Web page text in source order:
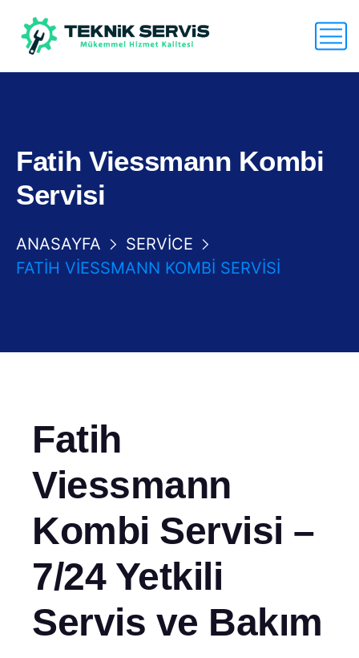
Fatih Viessmann Kombi
Servisi
ANASAYFA
SERVICE
FATIH VIESSMANN KOMBI SERVISI
Fatih
Viessmann
Kombi Servisi –
7/24 Yetkili
Servis ve Bakım